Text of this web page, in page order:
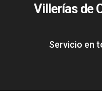
Villerías de
Servicio en